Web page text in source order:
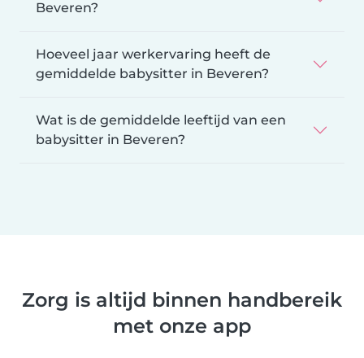
Beveren?
Hoeveel jaar werkervaring heeft de
gemiddelde babysitter in Beveren?
Wat is de gemiddelde leeftijd van een
babysitter in Beveren?
Zorg is altijd binnen handbereik
met onze app